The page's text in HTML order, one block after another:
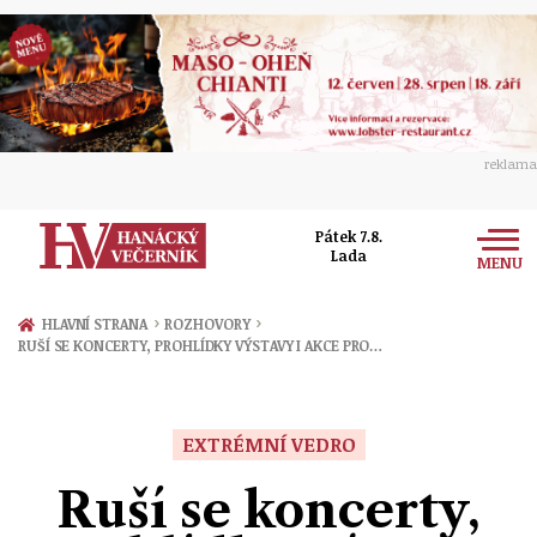
reklama
Pátek 7.8.
Lada
MENU
Zprávy
Přerov
Ekonomika
Ženy
Sport
HLAVNÍ STRANA › ROZHOVORY ›
RUŠÍ SE KONCERTY, PROHLÍDKY VÝSTAVY I AKCE PRO…
EXTRÉMNÍ VEDRO
Ruší se koncerty,